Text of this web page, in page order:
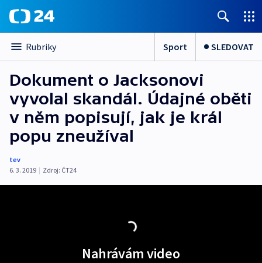
Rubriky Sport SLEDOVAT
Dokument o Jacksonovi
vyvolal skandál. Údajné oběti
v něm popisují, jak je král
popu zneužíval
tev
6. 3. 2019 | Zdroj: ČT24
Nahrávám video